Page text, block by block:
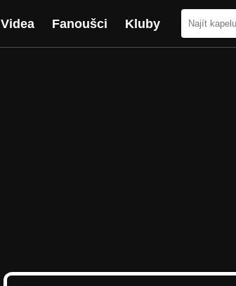
Videa Fanoušci Kluby